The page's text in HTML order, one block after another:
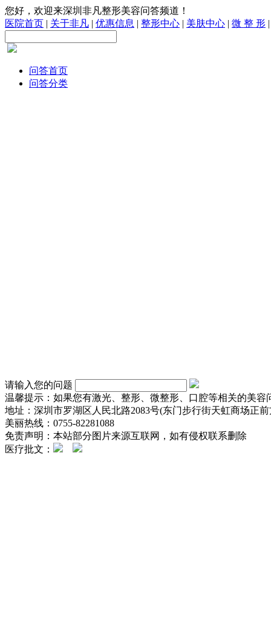
您好，欢迎来深圳非凡整形美容问答频道！
医院首页 | 关于非凡 | 优惠信息 | 整形中心 | 美肤中心 | 微 整 形
问答首页
问答分类
请输入您的问题
温馨提示：如果您有激光、整形、微整形、口腔等相关的美
地址：深圳市罗湖区人民北路2083号(东门步行街天虹商场正前
美丽热线：0755-82281088
免责声明：本站部分图片来源互联网，如有侵权联系删除
医疗批文：